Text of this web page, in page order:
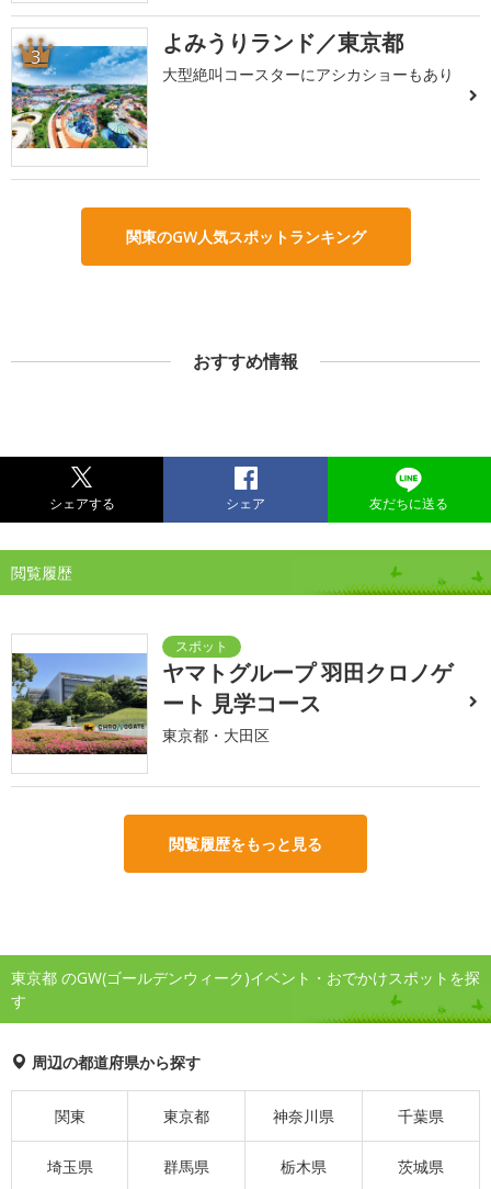
3 よみうりランド／東京都
大型絶叫コースターにアシカショーもあり
関東のGW人気スポットランキング
おすすめ情報
シェアする シェア 友だちに送る
閲覧履歴
ヤマトグループ 羽田クロノゲ
ート 見学コース
東京都・大田区
閲覧履歴をもっと見る
東京都 のGW(ゴールデンウィーク)イベント・おでかけスポットを探
す
周辺の都道府県から探す
関東 東京都 神奈川県 千葉県
埼玉県 群馬県 栃木県 茨城県